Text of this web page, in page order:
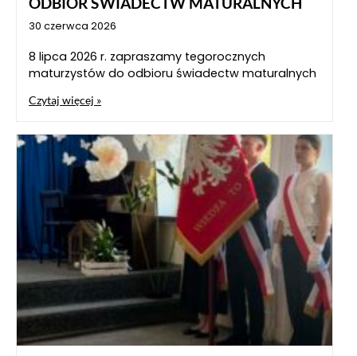
30 czerwca 2026
8 lipca 2026 r. zapraszamy tegorocznych
maturzystów do odbioru świadectw maturalnych
Czytaj więcej »